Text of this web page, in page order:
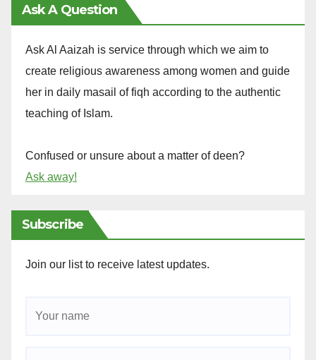
Ask A Question
Ask Al Aaizah is service through which we aim to
create religious awareness among women and guide
her in daily masail of fiqh according to the authentic
teaching of Islam.
Confused or unsure about a matter of deen?
Ask away!
Subscribe
Join our list to receive latest updates.